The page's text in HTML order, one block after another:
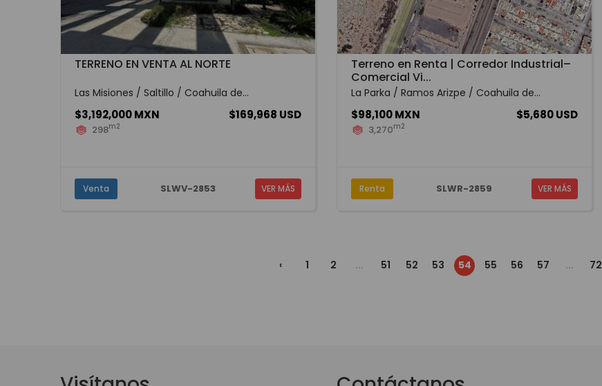
TERRENO EN VENTA AL NORTE
Las Misiones / Saltillo / Coahuila de...
$3,192,000 MXN $169,968 USD
298m2
Venta SLWV-2853 VER MÁS
Terreno en Renta | Corredor Industrial–
Comercial Vi...
La Parka / Ramos Arizpe / Coahuila de...
$98,100 MXN $5,680 USD
3,270m2
Renta SLWR-2859 VER MÁS
‹ 1 2 ... 51 52 53 54 55 56 57 ... 72